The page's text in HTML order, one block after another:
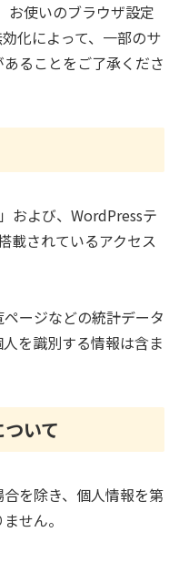
お使いのブラウザ設定
化によって、一部のサ
ることをご了承くださ
および、WordPressテ
載されているアクセス
ージなどの統計データ
を識別する情報は含ま
いて
を除き、個人情報を第
せん。